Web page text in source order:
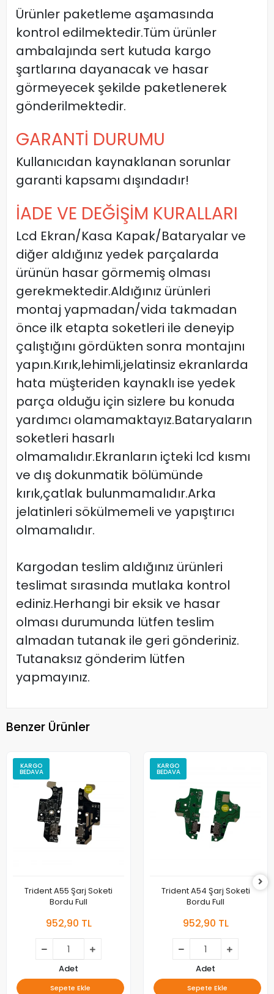
Ürünler paketleme aşamasında
kontrol edilmektedir.Tüm ürünler
ambalajında sert kutuda kargo
şartlarına dayanacak ve hasar
görmeyecek şekilde paketlenerek
gönderilmektedir.
GARANTİ DURUMU
Kullanıcıdan kaynaklanan sorunlar
garanti kapsamı dışındadır!
İADE VE DEĞİŞİM KURALLARI
Lcd Ekran/Kasa Kapak/Bataryalar ve
diğer aldığınız yedek parçalarda
ürünün hasar görmemiş olması
gerekmektedir.Aldığınız ürünleri
montaj yapmadan/vida takmadan
önce ilk etapta soketleri ile deneyip
çalıştığını gördükten sonra montajını
yapın.Kırık,lehimli,jelatinsiz ekranlarda
hata müşteriden kaynaklı ise yedek
parça olduğu için sizlere bu konuda
yardımcı olamamaktayız.Bataryaların
soketleri hasarlı
olmamalıdır.Ekranların içteki lcd kısmı
ve dış dokunmatik bölümünde
kırık,çatlak bulunmamalıdır.Arka
jelatinleri sökülmemeli ve yapıştırıcı
olmamalıdır.
Kargodan teslim aldığınız ürünleri
teslimat sırasında mutlaka kontrol
ediniz.Herhangi bir eksik ve hasar
olması durumunda lütfen teslim
almadan tutanak ile geri gönderiniz.
Tutanaksız gönderim lütfen
yapmayınız.
Benzer Ürünler
KARGO
BEDAVA
Trident A55 Şarj Soketi
Bordu Full
952,90 TL
Adet
Sepete Ekle
KARGO
BEDAVA
Trident A54 Şarj Soketi
Bordu Full
952,90 TL
Adet
Sepete Ekle